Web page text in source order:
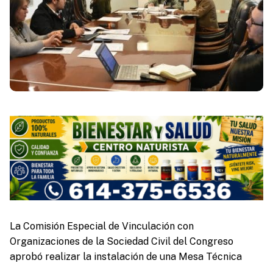
La Comisión Especial de Vinculación con
Organizaciones de la Sociedad Civil del Congreso
aprobó realizar la instalación de una Mesa Técnica